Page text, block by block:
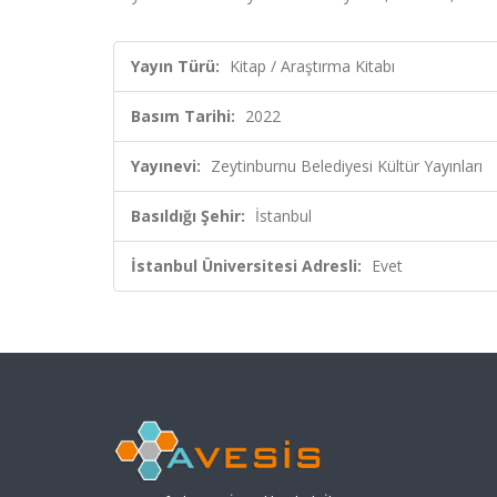
Yayın Türü: Kitap / Araştırma Kitabı
Basım Tarihi: 2022
Yayınevi: Zeytinburnu Belediyesi Kültür Yayınları
Basıldığı Şehir: İstanbul
İstanbul Üniversitesi Adresli: Evet